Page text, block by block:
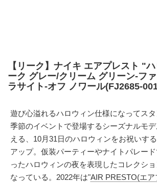
【リーク】ナイキ エアプレスト "
ーク グレー/クリーム グリーン-フ
ラサイト-オフ ノワール(FJ2685-
遊び心溢れるハロウィン仕様になってスタ
季節のイベントで登場するシーズナルモ
える、10月31日のハロウィンをお祝いす
アップ。仮装パーティーやナイトパレー
ったハロウィンの夜を表現したコレクシ
なっている。2022年は"AIR PRESTO(エア